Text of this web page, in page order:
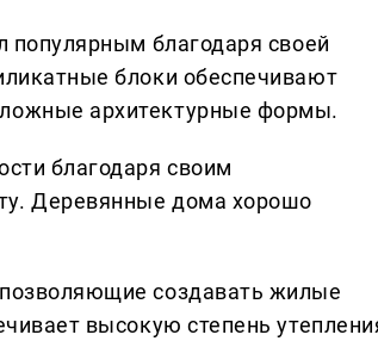
популярным благодаря своей
блоки обеспечивают
архитектурные формы.
благодаря своим
Деревянные дома хорошо
создавать жилые
высокую степень